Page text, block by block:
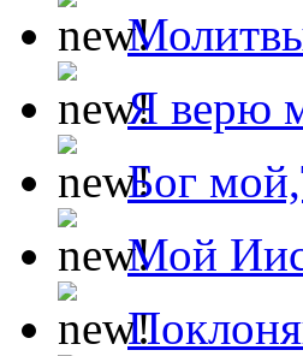
Я верю
Бог
Мой